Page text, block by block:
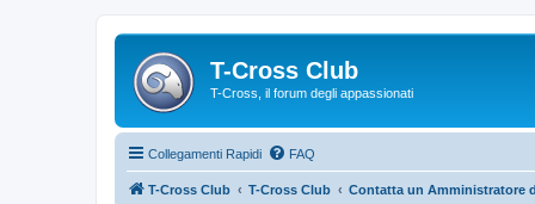
T-Cross Club
T-Cross, il forum degli appassionati
Collegamenti Rapidi FAQ
T-Cross Club T-Cross Club Contatta un Amministratore